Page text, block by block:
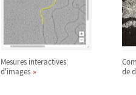
Mesures interactives
d'images
de